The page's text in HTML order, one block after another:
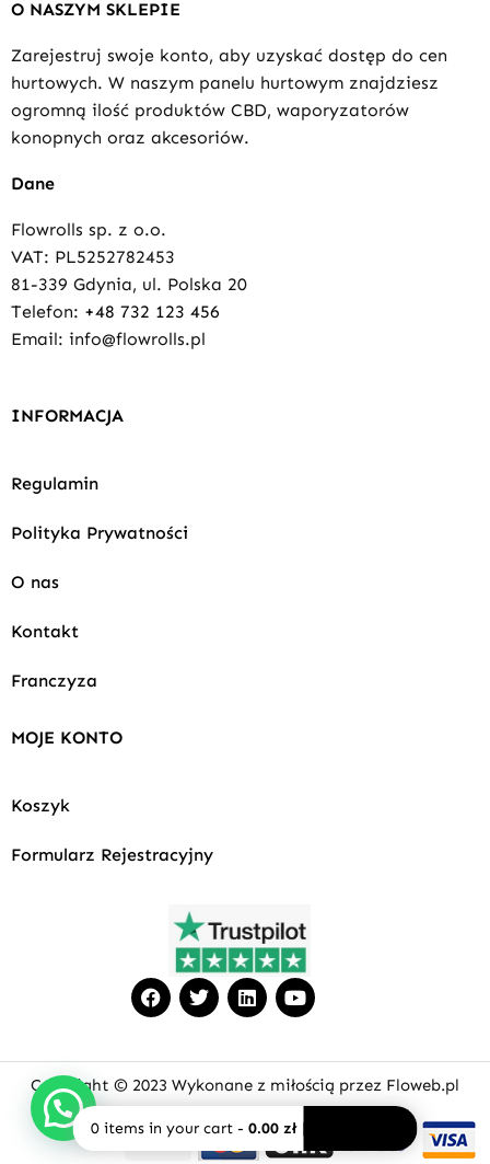
O NASZYM SKLEPIE
Zarejestruj swoje konto, aby uzyskać dostęp do cen
hurtowych. W naszym panelu hurtowym znajdziesz
ogromną ilość produktów CBD, waporyzatorów
konopnych oraz akcesoriów.
Dane
Flowrolls sp. z o.o.
VAT: PL5252782453
81-339 Gdynia, ul. Polska 20
Telefon: +48 732 123 456
Email: info@flowrolls.pl
INFORMACJA
Regulamin
Polityka Prywatności
O nas
Kontakt
Franczyza
MOJE KONTO
Koszyk
Formularz Rejestracyjny
F
a
c
b
o
o
k
T
w
i
t
e
r
L
i
n
e
d
i
n
Y
o
u
u
b
e
Copyright © 2023 Wykonane z miłością przez Floweb.pl
0items in your cart - 0.00 zł